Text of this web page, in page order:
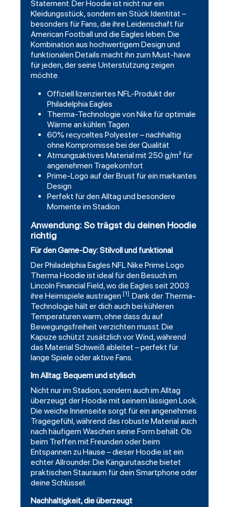
Statement. Der Hoodie ist nicht nur ein
Kleidungsstück, sondern ein Stück Identität –
besonders für Fans, die ihre Leidenschaft für
AmericanFootballund die Eagles leben. Die
Kombination aus hochwertigem Design und
funktionalen Details macht ihn zum Must-have
für jeden, der seine Unterstützung zeigen
möchte.
Offiziell lizenziertes NFL-Produkt der
Philadelphia Eagles
Therma-Technologie von Nike für optimale
Wärme an kühlen Tagen
60% recyceltes Polyester – nachhaltig
ohne Kompromisse bei der Qualität
Atmungsaktives Material mit 250 g/m² für
angenehmen Tragekomfort
Prime-Logo auf der Brust für ein markantes
Design
Perfekt für den Alltag und besondere
Momente im Stadion
Anwendung: So trägst du deinen Hoodie
richtig
Für den Game-Day: Stilvoll und funktional
Der Philadelphia Eagles NFL Nike Prime Logo
Therma Hoodie ist ideal für den Besuch im
Lincoln Financial Field, wo die Eagles seit 2003
ihre Heimspiele austragen [1]. Dank der Therma-
Technologie hält er dich auch bei kühleren
Temperaturen warm, ohne dass du auf
Bewegungsfreiheit verzichten musst. Die
Kapuze schützt zusätzlich vor Wind, während
das Material Schweiß ableitet – perfekt für
lange Spiele oder aktive Fans.
Im Alltag: Bequem und stylisch
Nicht nur im Stadion, sondern auch im Alltag
überzeugt der Hoodie mit seinem lässigen Look.
Die weiche Innenseite sorgt für ein angenehmes
Tragegefühl, während das robuste Material auch
nach häufigem Waschen seine Form behält. Ob
beim Treffen mit Freunden oder beim
Entspannen zu Hause – dieser Hoodie ist ein
echter Allrounder. Die Kängurutasche bietet
praktischen Stauraum für dein Smartphone oder
deine Schlüssel.
Nachhaltigkeit, die überzeugt